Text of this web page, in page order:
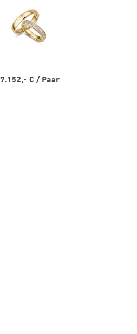
7.152,- € / Paar